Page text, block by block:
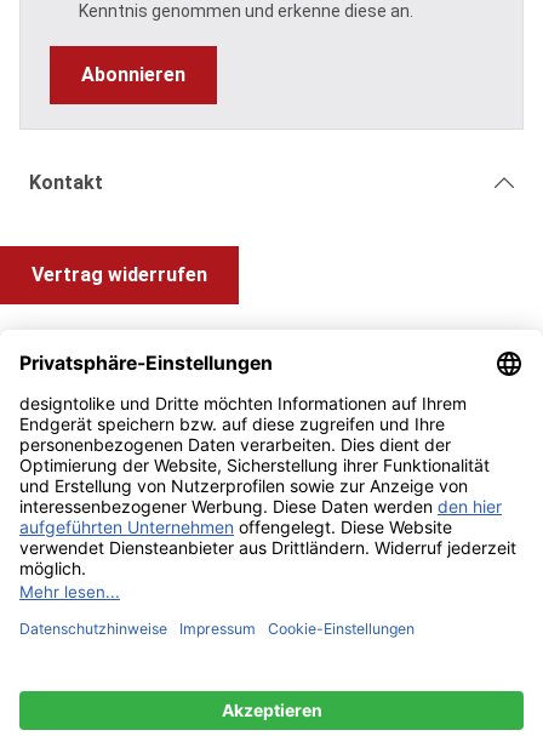
Kenntnis genommen und erkenne diese an.
Abonnieren
Kontakt
Vertrag widerrufen
Information und Impressum
Zahlung & Versand
Impressum AGB
Alle Preise inkl. gesetzl. Mehrwertsteuer zzgl.Versandkosten
und ggf. Nachnahmegebühren, wenn nicht anders angegeben.